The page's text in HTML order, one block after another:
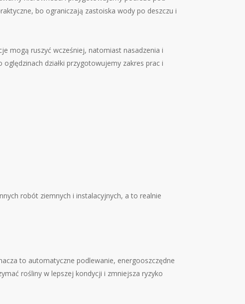
bo ograniczają zastoiska wody po deszczu i
mogą ruszyć wcześniej, natomiast nasadzenia i
działki przygotowujemy zakres prac i
robót ziemnych i instalacyjnych, a to realnie
to automatyczne podlewanie, energooszczędne
rośliny w lepszej kondycji i zmniejsza ryzyko